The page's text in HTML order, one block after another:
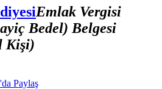
Emlak Vergisi
Bedel) Belgesi
Kişi)
Paylaş